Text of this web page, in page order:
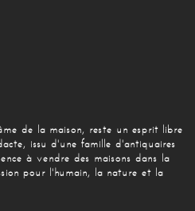
de la maison, reste un esprit libre
issu d'une famille d'antiquaires
à vendre des maisons dans la
pour l'humain, la nature et la